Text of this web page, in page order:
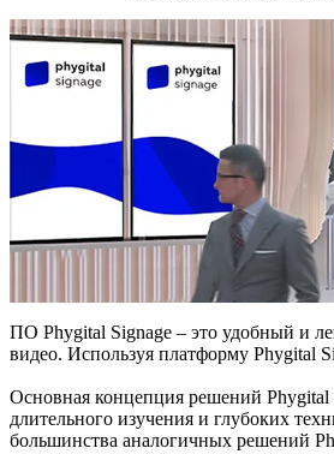
ПО Phygital Signage – это удобный и
видео. Используя платформу Phygital
Основная концепция решений Phygital
длительного изучения и глубоких
большинства аналогичных решений